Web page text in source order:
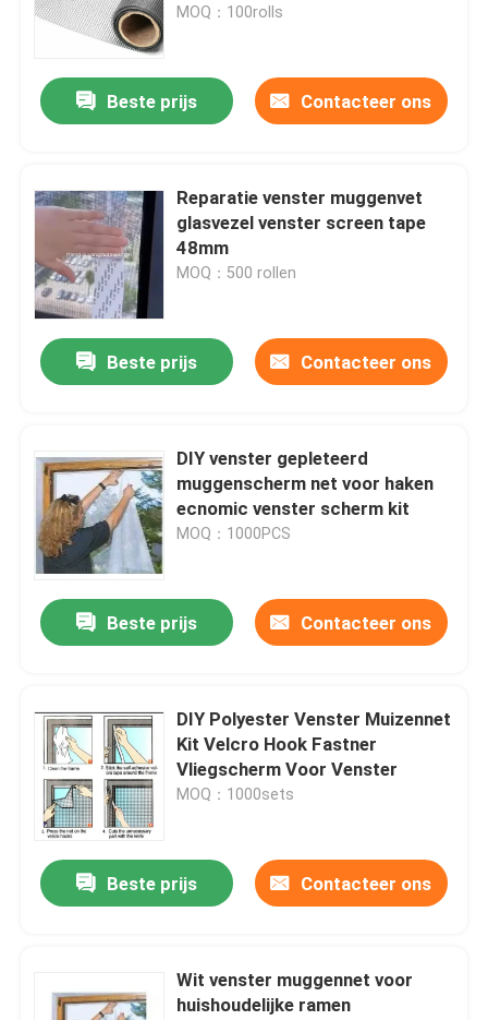
Producten
Over ons
Kwaliteitscontrole
Vraag een offerte aan
MOQ：100rolls
Beste prijs Contacteer ons
Reparatie venster muggenvet
glasvezel venster screen tape
48mm
MOQ：500 rollen
Beste prijs Contacteer ons
DIY venster gepleteerd
muggenscherm net voor haken
ecnomic venster scherm kit
MOQ：1000PCS
Beste prijs Contacteer ons
DIY Polyester Venster Muizennet
Kit Velcro Hook Fastner
Vliegscherm Voor Venster
MOQ：1000sets
Beste prijs Contacteer ons
Wit venster muggennet voor
huishoudelijke ramen